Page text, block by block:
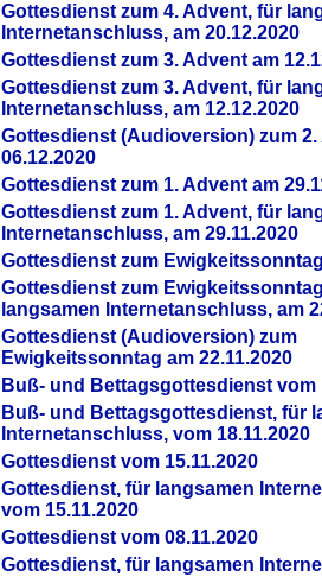
Gottesdienst zum 4. Advent, für
Internetanschluss, am 20.12.2020
Gottesdienst zum 3. Advent am
Gottesdienst zum 3. Advent, für
Internetanschluss, am 12.12.2020
Gottesdienst (Audioversion) zum 2.
06.12.2020
Gottesdienst zum 1. Advent am
Gottesdienst zum 1. Advent, für
Internetanschluss, am 29.11.2020
Gottesdienst zum
Gottesdienst zum
langsamen Internetanschluss, am
Gottesdienst (Audioversion) zum
Ewigkeitssonntag am 22.11.2020
Buß- und Bettagsgottesdienst vom
Buß- und Bettagsgottesdienst, für
Internetanschluss, vom 18.11.2020
Gottesdienst vom 15.11.2020
Gottesdienst, für langsamen
vom 15.11.2020
Gottesdienst vom 08.11.2020
Gottesdienst, für langsamen